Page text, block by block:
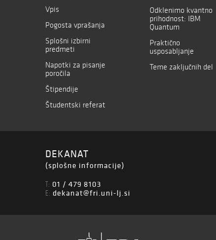
Vpis
Pogosta vprašanja
Splošni izbirni
predmeti
Napotki za pisanje
poročila
Štipendije
Študentski referat
Odklenimo kvantno
prihodnost: IBM
Quantum
Praktično
usposabljanje
Teme zaključnih del
DEKANAT
(splošne informacije)
T: 01 / 479 8103
E: dekanat@fri.uni-lj.si